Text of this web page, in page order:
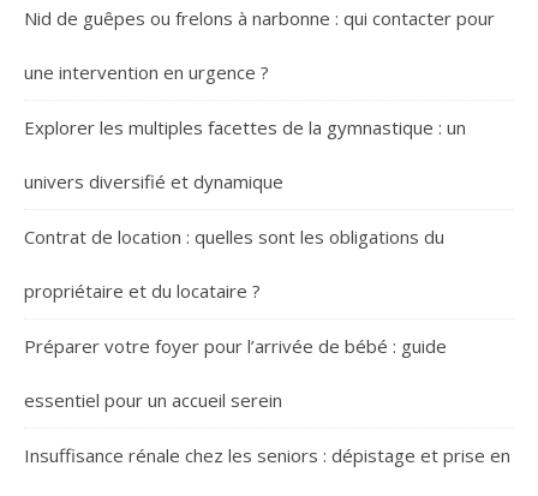
Nid de guêpes ou frelons à narbonne : qui contacter pour
une intervention en urgence ?
Explorer les multiples facettes de la gymnastique : un
univers diversifié et dynamique
Contrat de location : quelles sont les obligations du
propriétaire et du locataire ?
Préparer votre foyer pour l’arrivée de bébé : guide
essentiel pour un accueil serein
Insuffisance rénale chez les seniors : dépistage et prise en